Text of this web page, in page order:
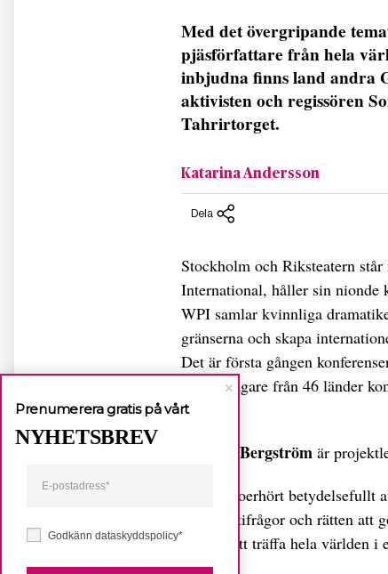
Med det övergripande
pjäsförfattare från hela
inbjudna finns land andra
aktivisten och regissören
Tahrirtorget.
Katarina Andersson
Dela
Stockholm och Riksteatern
International, håller sin nionde
WPI samlar kvinnliga
gränserna och skapa
Det är första gången
250 deltagare från 46 länder
augusti.
Mireille Bergström är
– Det är oerhört
demokratifrågor och rätten att
tillfälle att träffa hela världen i
Godkänn dataskyddspolicy*
Prenumerera gratis på vårt
NYHETSBREV